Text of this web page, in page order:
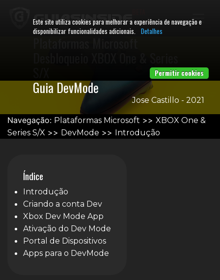
Guia DevMode
Jose Castillo - 2021
Navegação: Plataformas Microsoft >> XBOX One &
Series S/X >> DevMode >> Introdução
Índice
Introdução
Criando a conta Dev
Xbox Dev Mode App
Ativação do Dev Mode
Portal de Dispositivos
Apps para o DevMode
Este site utiliza cookies para melhorar a experiência de navegação e
disponibilizar funcionalidades adicionais. Detalhes
Permitir cookies